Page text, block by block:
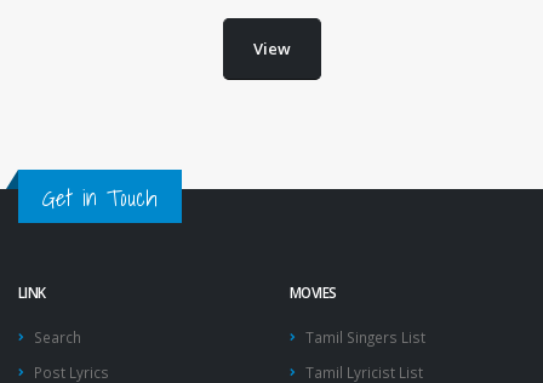
View
Get in Touch
LINK
Search
Post Lyrics
MOVIES
Tamil Singers List
Tamil Lyricist List